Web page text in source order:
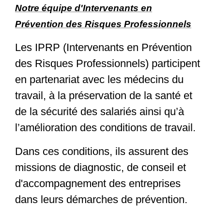
Notre équipe d'Intervenants en
Prévention des Risques Professionnels
Les IPRP (Intervenants en Prévention
des Risques Professionnels) participent
en partenariat avec les médecins du
travail, à la préservation de la santé et
de la sécurité des salariés ainsi qu’à
l’amélioration des conditions de travail.
Dans ces conditions, ils assurent des
missions de diagnostic, de conseil et
d'accompagnement des entreprises
dans leurs démarches de prévention.